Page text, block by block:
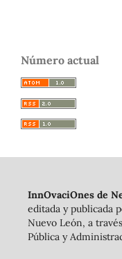
Número actual
InnOvaciOnes de
editada y publicada
Nuevo León, a
Pública y